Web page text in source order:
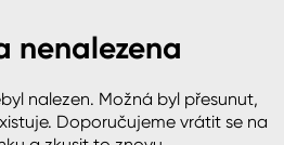
+420 800 145 555Po – Pá: 8:00–15:00
Polsko Worldwide
nenalezena
nalezen. Možná byl přesunut,
Doporučujeme vrátit se na